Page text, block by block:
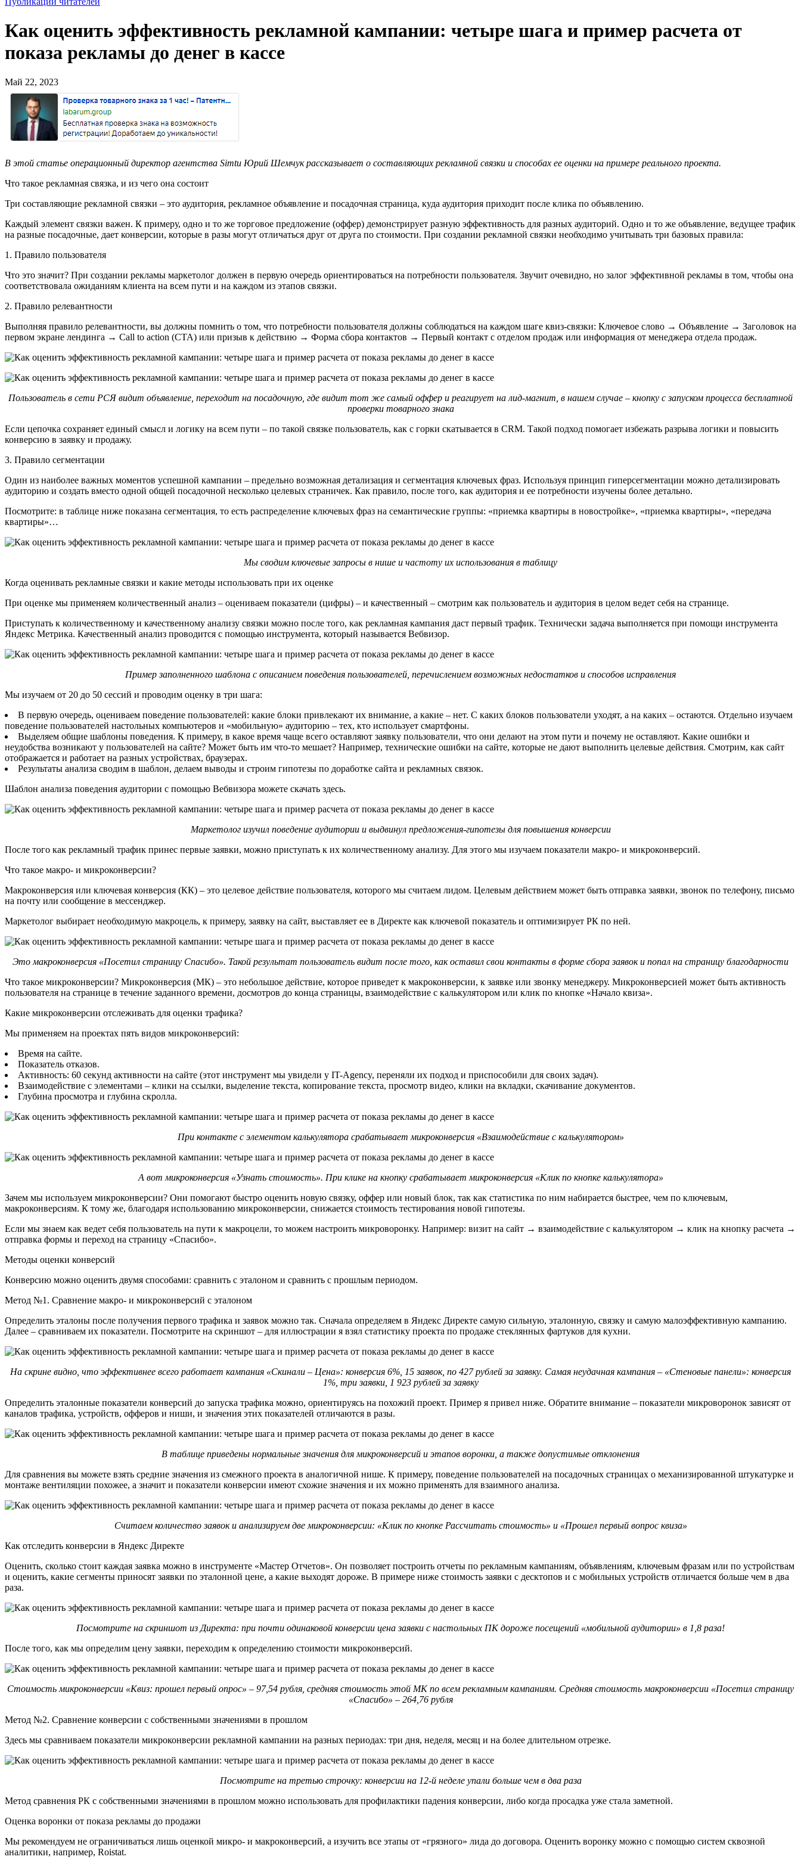
Как оценить эффективность рекламной кампании: четыре шага и пример расчета от
показа рекламы до денег в кассе
Май 22, 2023
В этой статье операционный директор агентства Simtu Юрий Шемчук рассказывает о составляющих рекламной связки и способах ее оценки на примере реального проекта.
Что такое рекламная связка, и из чего она состоит
Три составляющие рекламной связки – это аудитория, рекламное объявление и посадочная страница, куда аудитория приходит после клика по объявлению.
Каждый элемент связки важен. К примеру, одно и то же торговое предложение (оффер) демонстрирует разную эффективность для разных аудиторий. Одно и то же объявление, ведущее трафик
на разные посадочные, дает конверсии, которые в разы могут отличаться друг от друга по стоимости. При создании рекламной связки необходимо учитывать три базовых правила:
1. Правило пользователя
Что это значит? При создании рекламы маркетолог должен в первую очередь ориентироваться на потребности пользователя. Звучит очевидно, но залог эффективной рекламы в том, чтобы она
соответствовала ожиданиям клиента на всем пути и на каждом из этапов связки.
2. Правило релевантности
Выполняя правило релевантности, вы должны помнить о том, что потребности пользователя должны соблюдаться на каждом шаге квиз-связки: Ключевое слово → Объявление → Заголовок на
первом экране лендинга → Call to action (CTA) или призыв к действию → Форма сбора контактов → Первый контакт с отделом продаж или информация от менеджера отдела продаж.
Пользователь в сети РСЯ видит объявление, переходит на посадочную, где видит тот же самый оффер и реагирует на лид-магнит, в нашем случае – кнопку с запуском процесса бесплатной
проверки товарного знака
Если цепочка сохраняет единый смысл и логику на всем пути – по такой связке пользователь, как с горки скатывается в CRM. Такой подход помогает избежать разрыва логики и повысить
конверсию в заявку и продажу.
3. Правило сегментации
Один из наиболее важных моментов успешной кампании – предельно возможная детализация и сегментация ключевых фраз. Используя принцип гиперсегментации можно детализировать
аудиторию и создать вместо одной общей посадочной несколько целевых страничек. Как правило, после того, как аудитория и ее потребности изучены более детально.
Посмотрите: в таблице ниже показана сегментация, то есть распределение ключевых фраз на семантические группы: «приемка квартиры в новостройке», «приемка квартиры», «передача
квартиры»…
Мы сводим ключевые запросы в нише и частоту их использования в таблицу
Когда оценивать рекламные связки и какие методы использовать при их оценке
При оценке мы применяем количественный анализ – оцениваем показатели (цифры) – и качественный – смотрим как пользователь и аудитория в целом ведет себя на странице.
Приступать к количественному и качественному анализу связки можно после того, как рекламная кампания даст первый трафик. Технически задача выполняется при помощи инструмента
Яндекс Метрика. Качественный анализ проводится с помощью инструмента, который называется Вебвизор.
Пример заполненного шаблона с описанием поведения пользователей, перечислением возможных недостатков и способов исправления
Мы изучаем от 20 до 50 сессий и проводим оценку в три шага:
В первую очередь, оцениваем поведение пользователей: какие блоки привлекают их внимание, а какие – нет. С каких блоков пользователи уходят, а на каких – остаются. Отдельно изучаем
поведение пользователей настольных компьютеров и «мобильную» аудиторию – тех, кто использует смартфоны.
Выделяем общие шаблоны поведения. К примеру, в какое время чаще всего оставляют заявку пользователи, что они делают на этом пути и почему не оставляют. Какие ошибки и
неудобства возникают у пользователей на сайте? Может быть им что-то мешает? Например, технические ошибки на сайте, которые не дают выполнить целевые действия. Смотрим, как сайт
отображается и работает на разных устройствах, браузерах.
Результаты анализа сводим в шаблон, делаем выводы и строим гипотезы по доработке сайта и рекламных связок.
Шаблон анализа поведения аудитории с помощью Вебвизора можете скачать здесь.
Маркетолог изучил поведение аудитории и выдвинул предложения-гипотезы для повышения конверсии
После того как рекламный трафик принес первые заявки, можно приступать к их количественному анализу. Для этого мы изучаем показатели макро- и микроконверсий.
Что такое макро- и микроконверсии?
Макроконверсия или ключевая конверсия (КК) – это целевое действие пользователя, которого мы считаем лидом. Целевым действием может быть отправка заявки, звонок по телефону, письмо
на почту или сообщение в мессенджер.
Маркетолог выбирает необходимую макроцель, к примеру, заявку на сайт, выставляет ее в Директе как ключевой показатель и оптимизирует РК по ней.
Это макроконверсия «Посетил страницу Спасибо». Такой результат пользователь видит после того, как оставил свои контакты в форме сбора заявок и попал на страницу благодарности
Что такое микроконверсии? Микроконверсия (МК) – это небольшое действие, которое приведет к макроконверсии, к заявке или звонку менеджеру. Микроконверсией может быть активность
пользователя на странице в течение заданного времени, досмотров до конца страницы, взаимодействие с калькулятором или клик по кнопке «Начало квиза».
Какие микроконверсии отслеживать для оценки трафика?
Мы применяем на проектах пять видов микроконверсий:
Время на сайте.
Показатель отказов.
Активность: 60 секунд активности на сайте (этот инструмент мы увидели у IT-Agency, переняли их подход и приспособили для своих задач).
Взаимодействие с элементами – клики на ссылки, выделение текста, копирование текста, просмотр видео, клики на вкладки, скачивание документов.
Глубина просмотра и глубина скролла.
При контакте с элементом калькулятора срабатывает микроконверсия «Взаимодействие с калькулятором»
А вот микроконверсия «Узнать стоимость». При клике на кнопку срабатывает микроконверсия «Клик по кнопке калькулятора»
Зачем мы используем микроконверсии? Они помогают быстро оценить новую связку, оффер или новый блок, так как статистика по ним набирается быстрее, чем по ключевым,
макроконверсиям. К тому же, благодаря использованию микроконверсии, снижается стоимость тестирования новой гипотезы.
Если мы знаем как ведет себя пользователь на пути к макроцели, то можем настроить микроворонку. Например: визит на сайт → взаимодействие с калькулятором → клик на кнопку расчета →
отправка формы и переход на страницу «Спасибо».
Методы оценки конверсий
Конверсию можно оценить двумя способами: сравнить с эталоном и сравнить с прошлым периодом.
Метод №1. Сравнение макро- и микроконверсий с эталоном
Определить эталоны после получения первого трафика и заявок можно так. Сначала определяем в Яндекс Директе самую сильную, эталонную, связку и самую малоэффективную кампанию.
Далее – сравниваем их показатели. Посмотрите на скриншот – для иллюстрации я взял статистику проекта по продаже стеклянных фартуков для кухни.
На скрине видно, что эффективнее всего работает кампания «Скинали – Цена»: конверсия 6%, 15 заявок, по 427 рублей за заявку. Самая неудачная кампания – «Стеновые панели»: конверсия
1%, три заявки, 1 923 рублей за заявку
Определить эталонные показатели конверсий до запуска трафика можно, ориентируясь на похожий проект. Пример я привел ниже. Обратите внимание – показатели микроворонок зависят от
каналов трафика, устройств, офферов и ниши, и значения этих показателей отличаются в разы.
В таблице приведены нормальные значения для микроконверсий и этапов воронки, а также допустимые отклонения
Для сравнения вы можете взять средние значения из смежного проекта в аналогичной нише. К примеру, поведение пользователей на посадочных страницах о механизированной штукатурке и
монтаже вентиляции похожее, а значит и показатели конверсии имеют схожие значения и их можно применять для взаимного анализа.
Считаем количество заявок и анализируем две микроконверсии: «Клик по кнопке Рассчитать стоимость» и «Прошел первый вопрос квиза»
Как отследить конверсии в Яндекс Директе
Оценить, сколько стоит каждая заявка можно в инструменте «Мастер Отчетов». Он позволяет построить отчеты по рекламным кампаниям, объявлениям, ключевым фразам или по устройствам
и оценить, какие сегменты приносят заявки по эталонной цене, а какие выходят дороже. В примере ниже стоимость заявки с десктопов и с мобильных устройств отличается больше чем в два
раза.
Посмотрите на скриншот из Директа: при почти одинаковой конверсии цена заявки с настольных ПК дороже посещений «мобильной аудитории» в 1,8 раза!
После того, как мы определим цену заявки, переходим к определению стоимости микроконверсий.
Стоимость микроконверсии «Квиз: прошел первый опрос» – 97,54 рубля, средняя стоимость этой МК по всем рекламным кампаниям. Средняя стоимость макроконверсии «Посетил страницу
«Спасибо» – 264,76 рубля
Метод №2. Сравнение конверсии с собственными значениями в прошлом
Здесь мы сравниваем показатели микроконверсии рекламной кампании на разных периодах: три дня, неделя, месяц и на более длительном отрезке.
Посмотрите на третью строчку: конверсии на 12-й неделе упали больше чем в два раза
Метод сравнения РК с собственными значениями в прошлом можно использовать для профилактики падения конверсии, либо когда просадка уже стала заметной.
Оценка воронки от показа рекламы до продажи
Мы рекомендуем не ограничиваться лишь оценкой микро- и макроконверсий, а изучить все этапы от «грязного» лида до договора. Оценить воронку можно с помощью систем сквозной
аналитики, например, Roistat.